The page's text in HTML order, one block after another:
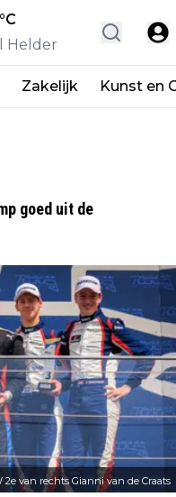
°C
Helder
Zakelijk Kunst en
goed uit de
2e van rechts Gianni van de Craats